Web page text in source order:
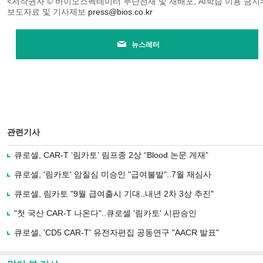
보도자료 및 기사제보 press@bios.co.kr
뉴스레터
관련기사
큐로셀, CAR-T ‘림카토’ 림프종 2상 “Blood 논문 게재”
큐로셀, '림카토' 암질심 미승인 "급여불발"..7월 재심사
큐로셀, 림카토 "9월 급여출시 기대..내년 2차 3상 추진"
"첫 국산 CAR-T 나온다"..큐로셀 '림카토' 시판승인
큐로셀, 'CD5 CAR-T' 유전자편집 공동연구 "AACR 발표"